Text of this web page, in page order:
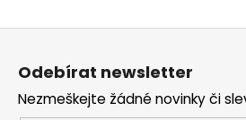
Z
Odebírat newsletter
Nezmeškejte žádné novinky či